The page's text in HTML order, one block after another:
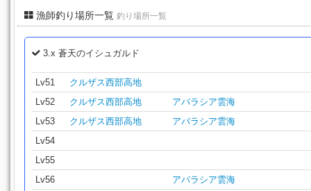
漁師釣り場所一覧 釣り場所一覧
3.x 蒼天のイシュガルド
Lv51
クルザス西部高地
Lv52
クルザス西部高地
アバラシア雲海
Lv53
クルザス西部高地
アバラシア雲海
Lv54
Lv55
Lv56
アバラシア雲海